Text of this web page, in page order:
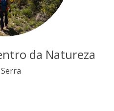
da Natureza